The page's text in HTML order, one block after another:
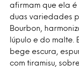
afirmam que ela
duas variedades
Bourbon,
lúpulo e do
bege escura,
com tiramisu,